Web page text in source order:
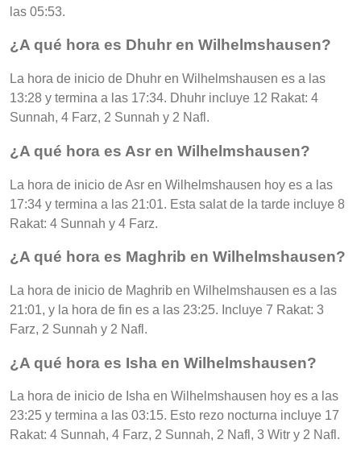
las 05:53.
¿A qué hora es Dhuhr en Wilhelmshausen?
La hora de inicio de Dhuhr en Wilhelmshausen es a las
13:28 y termina a las 17:34. Dhuhr incluye 12 Rakat: 4
Sunnah, 4 Farz, 2 Sunnah y 2 Nafl.
¿A qué hora es Asr en Wilhelmshausen?
La hora de inicio de Asr en Wilhelmshausen hoy es a las
17:34 y termina a las 21:01. Esta salat de la tarde incluye 8
Rakat: 4 Sunnah y 4 Farz.
¿A qué hora es Maghrib en Wilhelmshausen?
La hora de inicio de Maghrib en Wilhelmshausen es a las
21:01, y la hora de fin es a las 23:25. Incluye 7 Rakat: 3
Farz, 2 Sunnah y 2 Nafl.
¿A qué hora es Isha en Wilhelmshausen?
La hora de inicio de Isha en Wilhelmshausen hoy es a las
23:25 y termina a las 03:15. Esto rezo nocturna incluye 17
Rakat: 4 Sunnah, 4 Farz, 2 Sunnah, 2 Nafl, 3 Witr y 2 Nafl.